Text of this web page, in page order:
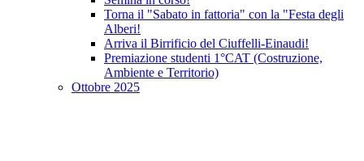
Torna il "Sabato in fattoria" con la "Festa degli
Alberi!
Arriva il Birrificio del Ciuffelli-Einaudi!
Premiazione studenti 1°CAT (Costruzione,
Ambiente e Territorio)
Ottobre 2025